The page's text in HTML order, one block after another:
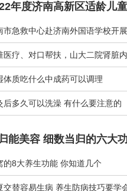
体质吃什么中成药可以调理
后多久可以洗澡 有什么要注意的
能美容 细数当归的六大
的8大养生功能 你知道几个
交替容易生病 养生防病技巧要学